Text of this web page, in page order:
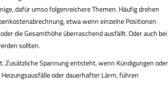
dafür umso folgenreichere Themen. Häufig drehen
etwa wenn einzelne Positionen
die Gesamthöhe überraschend ausfällt. Oder auch bei
sollten.
Spannung entsteht, wenn Kündigungen oder
oder dauerhafter Lärm, führen